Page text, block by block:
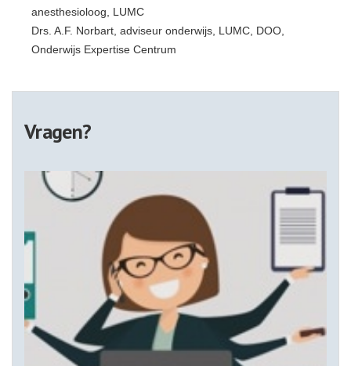
anesthesioloog, LUMC
Drs. A.F. Norbart, adviseur onderwijs, LUMC, DOO,
Onderwijs Expertise Centrum
Vragen?